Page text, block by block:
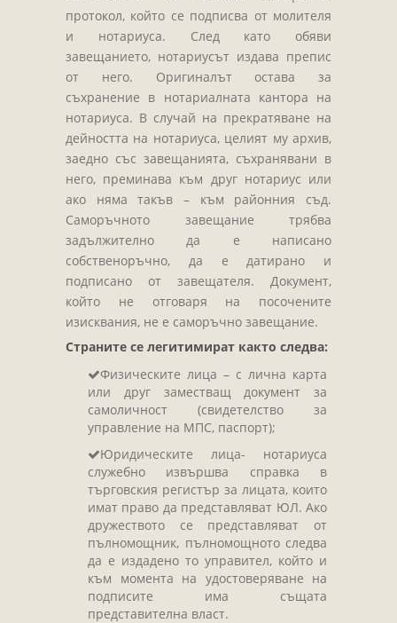
протокол, който се подписва от молителя
и нотариуса. След като обяви
завещанието, нотариусът издава препис
от него. Оригиналът остава за
съхранение в нотариалната кантора на
нотариуса. В случай на прекратяване на
дейността на нотариуса, целият му архив,
заедно със завещанията, съхранявани в
него, преминава към друг нотариус или
ако няма такъв – към районния съд.
Саморъчното завещание трябва
задължително да е написано
собственоръчно, да е датирано и
подписано от завещателя. Документ,
който не отговаря на посочените
изисквания, не е саморъчно завещание.
Страните се легитимират както следва:
Физическите лица – с лична карта
или друг заместващ документ за
самоличност (свидетелство за
управление на МПС, паспорт);
Юридическите лица- нотариуса
служебно извършва справка в
търговския регистър за лицата, които
имат право да представляват ЮЛ. Ако
дружеството се представляват от
пълномощник, пълномощното следва
да е издадено то управител, който и
към момента на удостоверяване на
подписите има същата
представителна власт.